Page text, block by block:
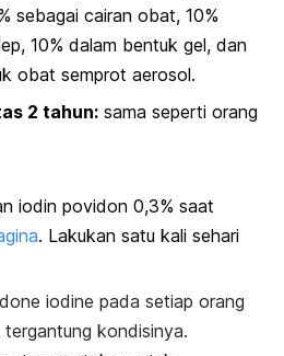
sebagai cairan obat, 10%
10% dalam bentuk gel, dan
obat semprot aerosol.
2 tahun: sama seperti orang
iodin povidon 0,3% saat
. Lakukan satu kali sehari
iodine pada setiap orang
kondisinya.